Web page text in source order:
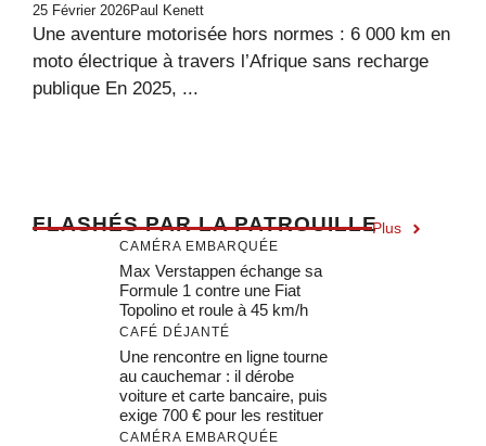
25 Février 2026Paul Kenett
Une aventure motorisée hors normes : 6 000 km en
moto électrique à travers l’Afrique sans recharge
publique En 2025, ...
FLASHÉS PAR LA PATROUILLEPlus
CAMÉRA EMBARQUÉE
Max Verstappen échange sa
Formule 1 contre une Fiat
Topolino et roule à 45 km/h
CAFÉ DÉJANTÉ
Une rencontre en ligne tourne
au cauchemar : il dérobe
voiture et carte bancaire, puis
exige 700 € pour les restituer
CAMÉRA EMBARQUÉE